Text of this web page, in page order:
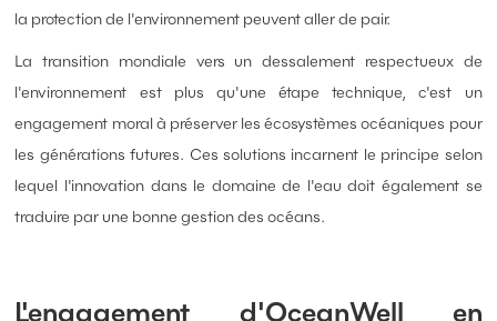
la protection de l'environnement peuvent aller de pair.
La transition mondiale vers un dessalement respectueux de
l'environnement est plus qu'une étape technique, c'est un
engagement moral à préserver les écosystèmes océaniques pour
les générations futures. Ces solutions incarnent le principe selon
lequel l'innovation dans le domaine de l'eau doit également se
traduire par une bonne gestion des océans.
L'engagement d'OceanWell en